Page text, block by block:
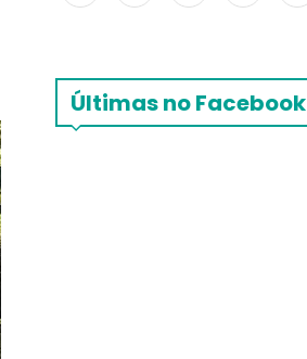
Últimas no Facebook